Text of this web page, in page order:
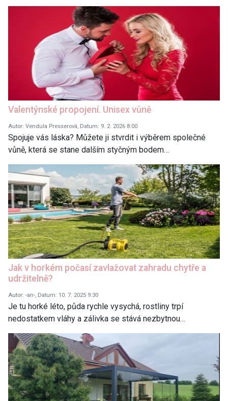
Valentýnské propojení. Unisex vůně
Autor: Vendula Presserová, Datum: 9. 2. 2026 8:00
Spojuje vás láska? Můžete ji stvrdit i výběrem společné
vůně, která se stane dalším styčným bodem…
Jak v horkém počasí zavlažovat zahradu chytře a
udržitelně?
Autor: -an-, Datum: 10. 7. 2025 9:30
Je tu horké léto, půda rychle vysychá, rostliny trpí
nedostatkem vláhy a zálivka se stává nezbytnou…